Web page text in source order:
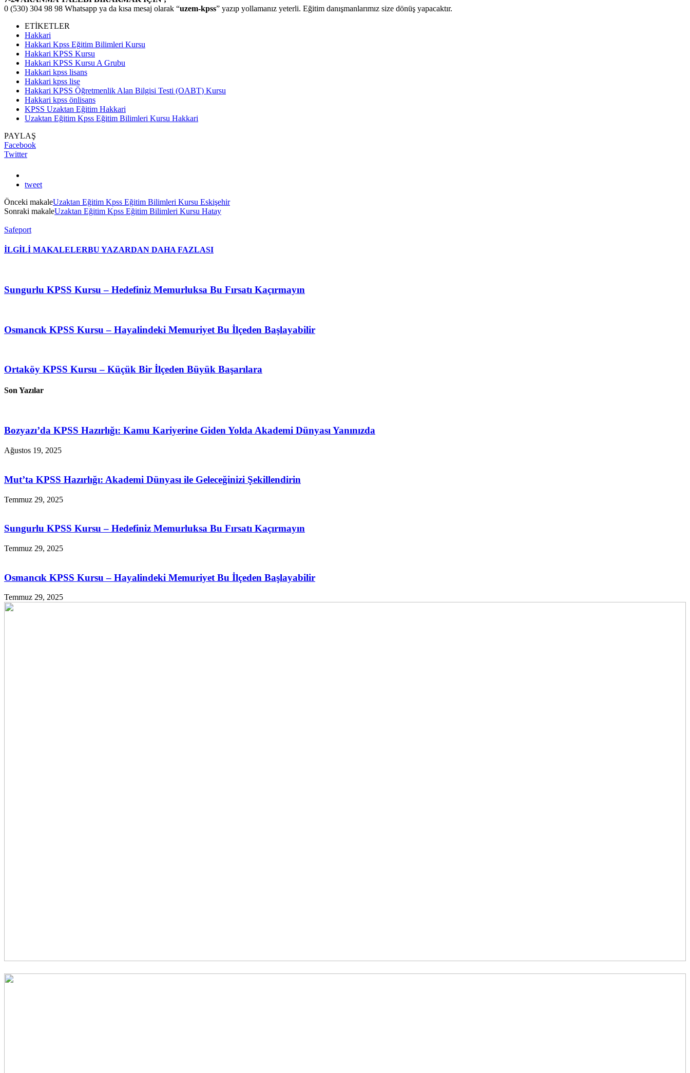
0 (530) 304 98 98 Whatsapp ya da kısa mesaj olarak “uzem-kpss” yazıp yollamanız yeterli. Eğitim danışmanlarımız size dönüş yapacaktır.
ETİKETLER
Hakkari
Hakkari Kpss Eğitim Bilimleri Kursu
Hakkari KPSS Kursu
Hakkari KPSS Kursu A Grubu
Hakkari kpss lisans
Hakkari kpss lise
Hakkari KPSS Öğretmenlik Alan Bilgisi Testi (OABT) Kursu
Hakkari kpss önlisans
KPSS Uzaktan Eğitim Hakkari
Uzaktan Eğitim Kpss Eğitim Bilimleri Kursu Hakkari
PAYLAŞ
Facebook
Twitter
tweet
Önceki makaleUzaktan Eğitim Kpss Eğitim Bilimleri Kursu Eskişehir
Sonraki makaleUzaktan Eğitim Kpss Eğitim Bilimleri Kursu Hatay
Safeport
İLGİLİ MAKALELERBU YAZARDAN DAHA FAZLASI
Sungurlu KPSS Kursu – Hedefiniz Memurluksa Bu Fırsatı Kaçırmayın
Osmancık KPSS Kursu – Hayalindeki Memuriyet Bu İlçeden Başlayabilir
Ortaköy KPSS Kursu – Küçük Bir İlçeden Büyük Başarılara
Son Yazılar
Bozyazı’da KPSS Hazırlığı: Kamu Kariyerine Giden Yolda Akademi Dünyası Yanınızda
Ağustos 19, 2025
Mut’ta KPSS Hazırlığı: Akademi Dünyası ile Geleceğinizi Şekillendirin
Temmuz 29, 2025
Sungurlu KPSS Kursu – Hedefiniz Memurluksa Bu Fırsatı Kaçırmayın
Temmuz 29, 2025
Osmancık KPSS Kursu – Hayalindeki Memuriyet Bu İlçeden Başlayabilir
Temmuz 29, 2025